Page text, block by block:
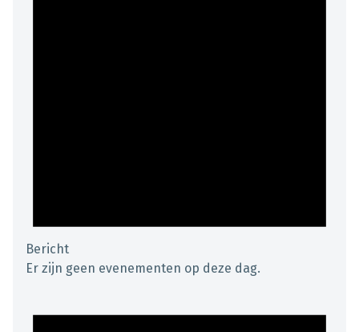
Bericht
Er zijn geen evenementen op deze dag.